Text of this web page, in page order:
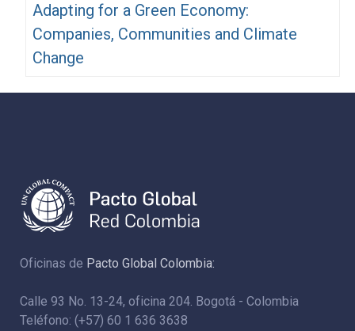
Adapting for a Green Economy:
Companies, Communities and Climate
Change
Oficinas de Pacto Global Colombia:
Calle 93 No. 13-24, oficina 204. Bogotá - Colombia
Teléfono: (+57) 60 1 636 3638